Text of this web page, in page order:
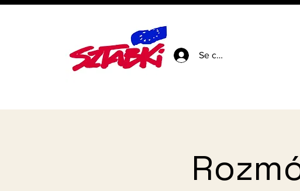
Se connecter